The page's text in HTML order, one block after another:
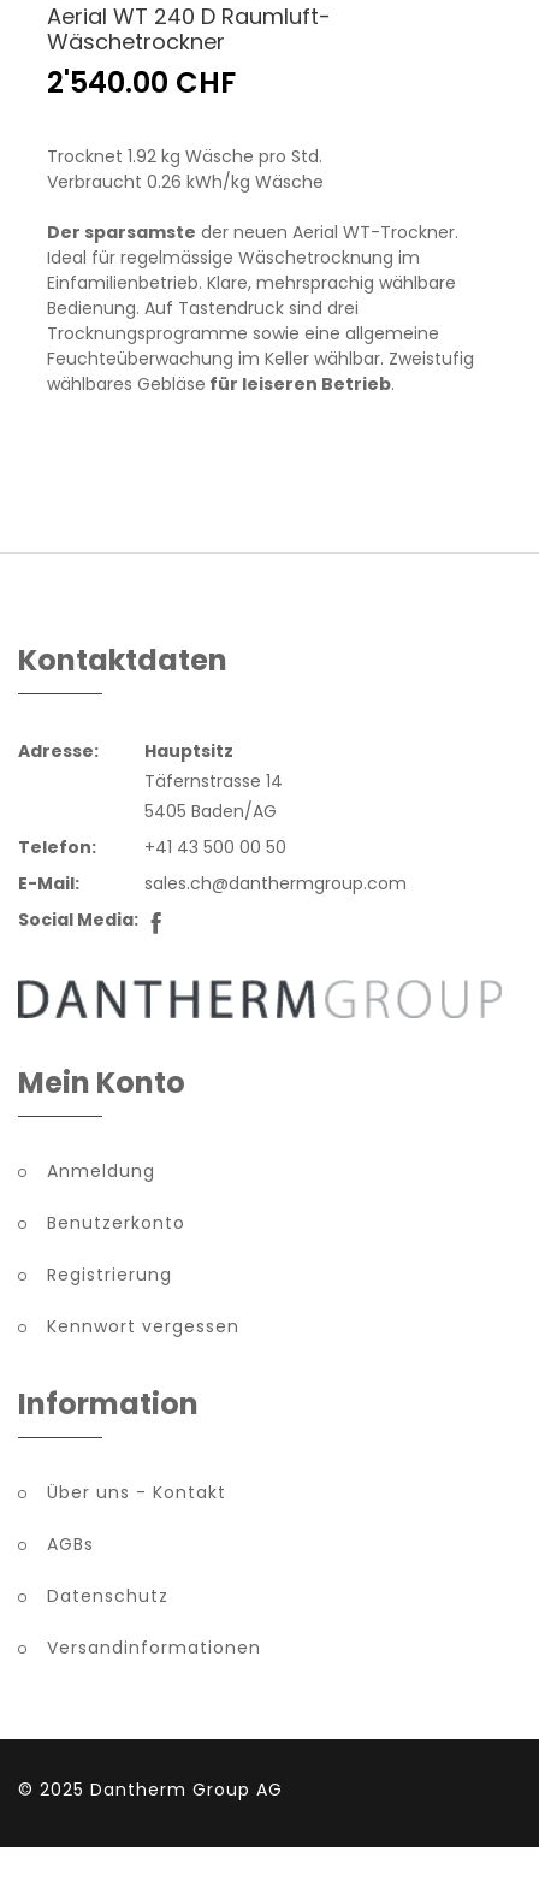
Aerial WT 240 D Raumluft-
Wäschetrockner
2'540.00 CHF
Trocknet 1.92 kg Wäsche pro Std.
Verbraucht 0.26 kWh/kg Wäsche
Der sparsamste der neuen Aerial WT-Trockner.
Ideal für regelmässige Wäschetrocknung im
Einfamilienbetrieb. Klare, mehrsprachig wählbare
Bedienung. Auf Tastendruck sind drei
Trocknungsprogramme sowie eine allgemeine
Feuchteüberwachung im Keller wählbar. Zweistufig
wählbares Gebläse für leiseren Betrieb.
Kontaktdaten
Adresse:
Hauptsitz
Täfernstrasse 14
5405 Baden/AG
Telefon:
+41 43 500 00 50
E-Mail:
sales.ch@danthermgroup.com
Social Media:
Mein Konto
Anmeldung
Benutzerkonto
Registrierung
Kennwort vergessen
Information
Über uns - Kontakt
AGBs
Datenschutz
Versandinformationen
© 2025 Dantherm Group AG